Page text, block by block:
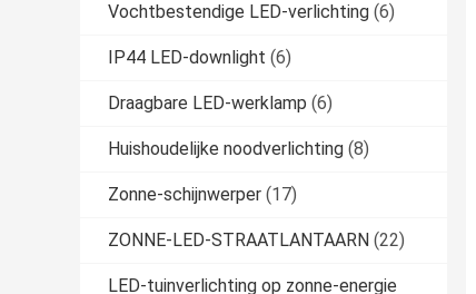
Vochtbestendige LED-verlichting (6)
IP44 LED-downlight (6)
Draagbare LED-werklamp (6)
Huishoudelijke noodverlichting (8)
Zonne-schijnwerper (17)
ZONNE-LED-STRAATLANTAARN (22)
LED-tuinverlichting op zonne-energie